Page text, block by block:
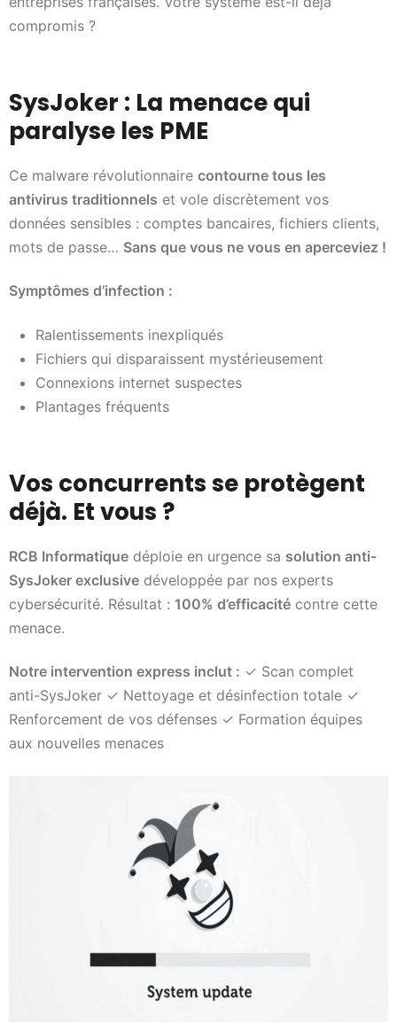
compromis ?
SysJoker : La menace qui
paralyse les PME
Ce malware révolutionnaire contourne tous les
antivirus traditionnels et vole discrètement vos
données sensibles : comptes bancaires, fichiers clients,
mots de passe… Sans que vous ne vous en aperceviez !
Symptômes d’infection :
Ralentissements inexpliqués
Fichiers qui disparaissent mystérieusement
Connexions internet suspectes
Plantages fréquents
Vos concurrents se protègent
déjà. Et vous ?
RCB Informatique déploie en urgence sa solution anti-
SysJoker exclusive développée par nos experts
cybersécurité. Résultat : 100% d’efficacité contre cette
menace.
Notre intervention express inclut : ✓ Scan complet
anti-SysJoker ✓ Nettoyage et désinfection totale ✓
Renforcement de vos défenses ✓ Formation équipes
aux nouvelles menaces